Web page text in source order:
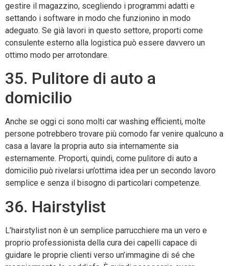
gestire il magazzino, scegliendo i programmi adatti e
settando i software in modo che funzionino in modo
adeguato. Se già lavori in questo settore, proporti come
consulente esterno alla logistica può essere davvero un
ottimo modo per arrotondare.
35. Pulitore di auto a
domicilio
Anche se oggi ci sono molti car washing efficienti, molte
persone potrebbero trovare più comodo far venire qualcuno a
casa a lavare la propria auto sia internamente sia
esternamente. Proporti, quindi, come pulitore di auto a
domicilio può rivelarsi un’ottima idea per un secondo lavoro
semplice e senza il bisogno di particolari competenze.
36. Hairstylist
L’hairstylist non è un semplice parrucchiere ma un vero e
proprio professionista della cura dei capelli capace di
guidare le proprie clienti verso un’immagine di sé che